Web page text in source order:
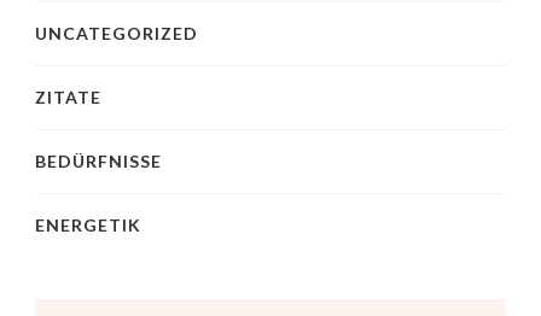
UNCATEGORIZED
ZITATE
BEDÜRFNISSE
ENERGETIK